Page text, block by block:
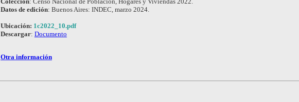
Datos de edición: Buenos Aires: INDEC, marzo 2024.
Ubicación: 1c2022_10.pdf
Descargar: Documento
Otra información